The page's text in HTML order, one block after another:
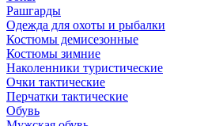
Рашгарды
Одежда для охоты и рыбалки
Костюмы демисезонные
Костюмы зимние
Наколенники туристические
Очки тактические
Перчатки тактические
Обувь